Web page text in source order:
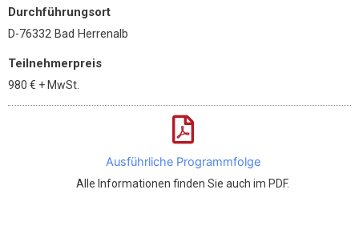
Durchführungsort
D-76332 Bad Herrenalb
Teilnehmerpreis
980 € + MwSt.
Ausführliche Programmfolge
Alle Informationen finden Sie auch im PDF.